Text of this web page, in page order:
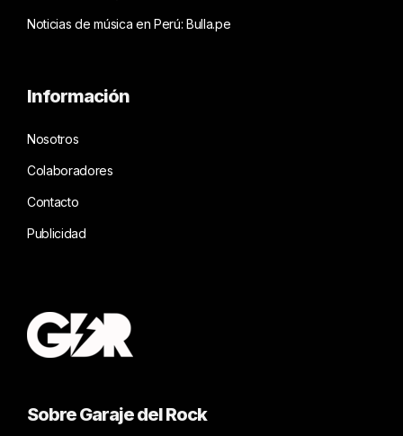
Noticias de música en Perú: Bulla.pe
Información
Nosotros
Colaboradores
Contacto
Publicidad
Sobre Garaje del Rock